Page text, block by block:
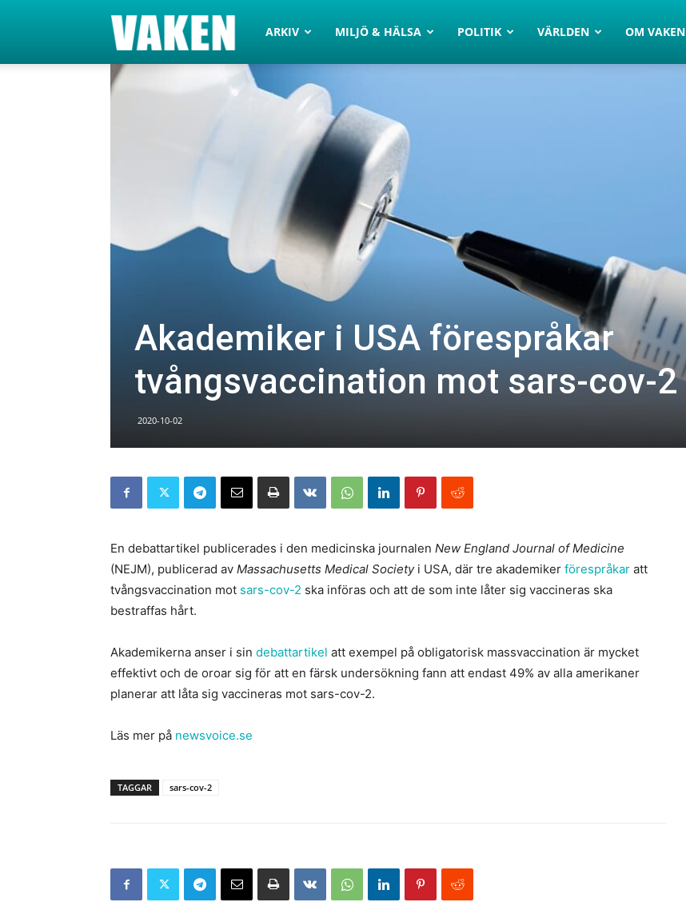
VAKEN.se
ARKIV MILJÖ & HÄLSA POLITIK VÄRLDEN OM VAKEN
Akademiker i USA förespråkar
tvångsvaccination mot sars-cov-2
2020-10-02
En debattartikel publicerades i den medicinska journalen New England Journal of Medicine
(NEJM), publicerad av Massachusetts Medical Society i USA, där tre akademiker förespråkar att
tvångsvaccination mot sars-cov-2 ska införas och att de som inte låter sig vaccineras ska
bestraffas hårt.
Akademikerna anser i sin debattartikel att exempel på obligatorisk massvaccination är mycket
effektivt och de oroar sig för att en färsk undersökning fann att endast 49% av alla amerikaner
planerar att låta sig vaccineras mot sars-cov-2.
Läs mer på newsvoice.se
TAGGAR sars-cov-2